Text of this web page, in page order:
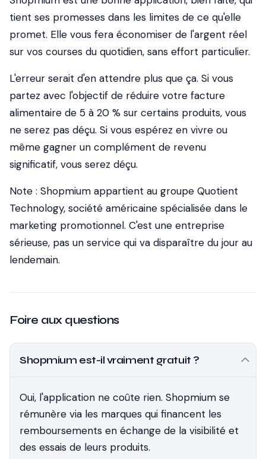
tient ses promesses dans les limites de ce qu'elle
promet. Elle vous fera économiser de l'argent réel
sur vos courses du quotidien, sans effort particulier.
L'erreur serait d'en attendre plus que ça. Si vous
partez avec l'objectif de réduire votre facture
alimentaire de 5 à 20 % sur certains produits, vous
ne serez pas déçu. Si vous espérez en vivre ou
même gagner un complément de revenu
significatif, vous serez déçu.
Note : Shopmium appartient au groupe Quotient
Technology, société américaine spécialisée dans le
marketing promotionnel. C'est une entreprise
sérieuse, pas un service qui va disparaître du jour au
lendemain.
Foire aux questions
Shopmium est-il vraiment gratuit ?
Oui, l'application ne coûte rien. Shopmium se
rémunère via les marques qui financent les
remboursements en échange de la visibilité et
des essais de leurs produits.